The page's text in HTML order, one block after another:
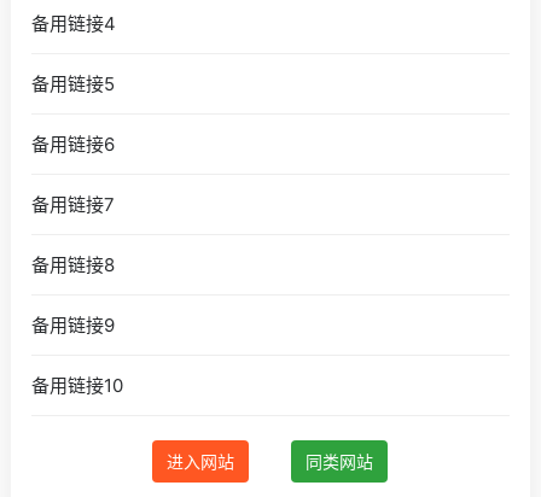
备用链接4
备用链接5
备用链接6
备用链接7
备用链接8
备用链接9
备用链接10
进入网站 同类网站